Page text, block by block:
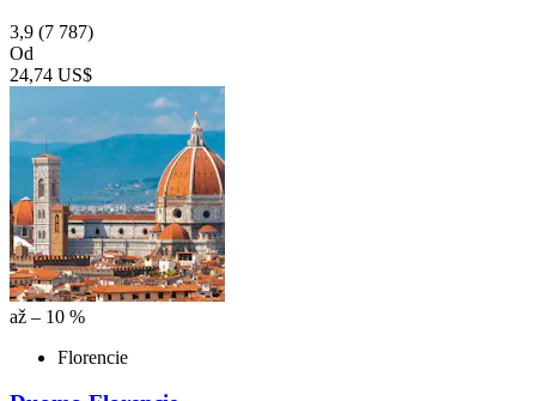
3,9 (7 787)
Od
24,74 US$
až – 10 %
Florencie